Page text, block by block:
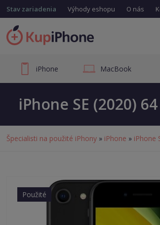
Stav zariadenia Výhody eshopu O nás
iPhone MacBook
iPhone SE (2020)
Špecialisti na použité iPhony » iPhone » iPhone
Použité